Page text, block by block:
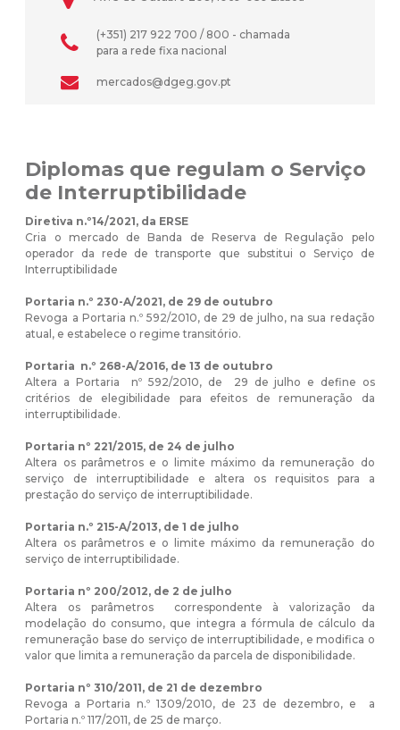
(+351) 217 922 700 / 800 - chamada
para a rede fixa nacional
mercados@dgeg.gov.pt
Diplomas que regulam o Serviço
de Interruptibilidade
Diretiva n.º14/2021, da ERSE
Cria o mercado de Banda de Reserva de Regulação pelo
operador da rede de transporte que substitui o Serviço de
Interruptibilidade
Portaria n.º 230-A/2021, de 29 de outubro
Revoga a Portaria n.º 592/2010, de 29 de julho, na sua redação
atual, e estabelece o regime transitório.
Portaria n.º 268-A/2016, de 13 de outubro
Altera a Portaria nº 592/2010, de 29 de julho e define os
critérios de elegibilidade para efeitos de remuneração da
interruptibilidade.
Portaria nº 221/2015, de 24 de julho
Altera os parâmetros e o limite máximo da remuneração do
serviço de interruptibilidade e altera os requisitos para a
prestação do serviço de interruptibilidade.
Portaria n.º 215-A/2013, de1 de julho
Altera os parâmetros e o limite máximo da remuneração do
serviço de interruptibilidade.
Portaria nº 200/2012, de 2 de julho
Altera os parâmetros correspondente à valorização da
modelação do consumo, que integra a fórmula de cálculo da
remuneração base do serviço de interruptibilidade, e modifica o
valor que limita a remuneração da parcela de disponibilidade.
Portaria nº 310/2011, de 21 de dezembro
Revoga a Portaria n.º 1309/2010, de 23 de dezembro, e a
Portaria n.º 117/2011, de 25 de março.